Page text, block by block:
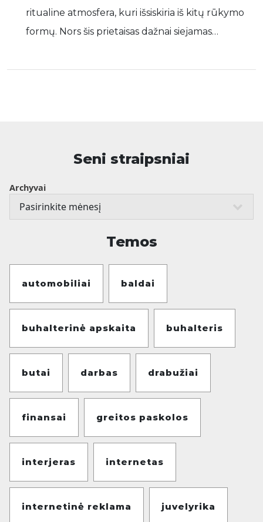
ritualine atmosfera, kuri išsiskiria iš kitų rūkymo
formų. Nors šis prietaisas dažnai siejamas…
Seni straipsniai
Archyvai
Temos
automobiliai baldai
buhalterinė apskaita buhalteris
butai darbas drabužiai
finansai greitos paskolos
interjeras internetas
internetinė reklama juvelyrika